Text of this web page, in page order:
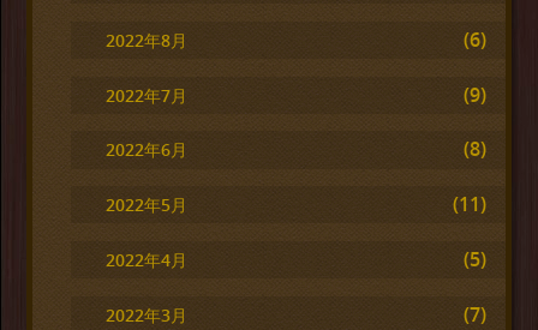
2022年8月 (6)
2022年7月 (9)
2022年6月 (8)
2022年5月 (11)
2022年4月 (5)
2022年3月 (7)